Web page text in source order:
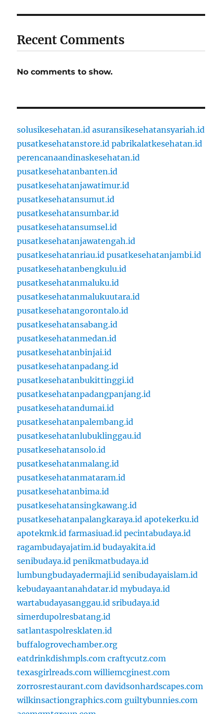
Recent Comments
No comments to show.
solusikesehatan.id asuransikesehatansyariah.id
pusatkesehatanstore.id pabrikalatkesehatan.id
perencanaandinaskesehatan.id
pusatkesehatanbanten.id
pusatkesehatanjawatimur.id
pusatkesehatansumut.id
pusatkesehatansumbar.id
pusatkesehatansumsel.id
pusatkesehatanjawatengah.id
pusatkesehatanriau.id pusatkesehatanjambi.id
pusatkesehatanbengkulu.id
pusatkesehatanmaluku.id
pusatkesehatanmalukuutara.id
pusatkesehatangorontalo.id
pusatkesehatansabang.id
pusatkesehatanmedan.id
pusatkesehatanbinjai.id
pusatkesehatanpadang.id
pusatkesehatanbukittinggi.id
pusatkesehatanpadangpanjang.id
pusatkesehatandumai.id
pusatkesehatanpalembang.id
pusatkesehatanlubuklinggau.id
pusatkesehatansolo.id
pusatkesehatanmalang.id
pusatkesehatanmataram.id
pusatkesehatanbima.id
pusatkesehatansingkawang.id
pusatkesehatanpalangkaraya.id apotekerku.id
apotekmk.id farmasiuad.id pecintabudaya.id
ragambudayajatim.id budayakita.id
senibudaya.id penikmatbudaya.id
lumbungbudayadermaji.id senibudayaislam.id
kebudayaantanahdatar.id mybudaya.id
wartabudayasanggau.id sribudaya.id
simerdupolresbatang.id
satlantaspolresklaten.id
buffalogrovechamber.org
eatdrinkdishmpls.com craftycutz.com
texasgirlreads.com williemcginest.com
zorrosrestaurant.com davidsonhardscapes.com
wilkinsactiongraphics.com guiltybunnies.com